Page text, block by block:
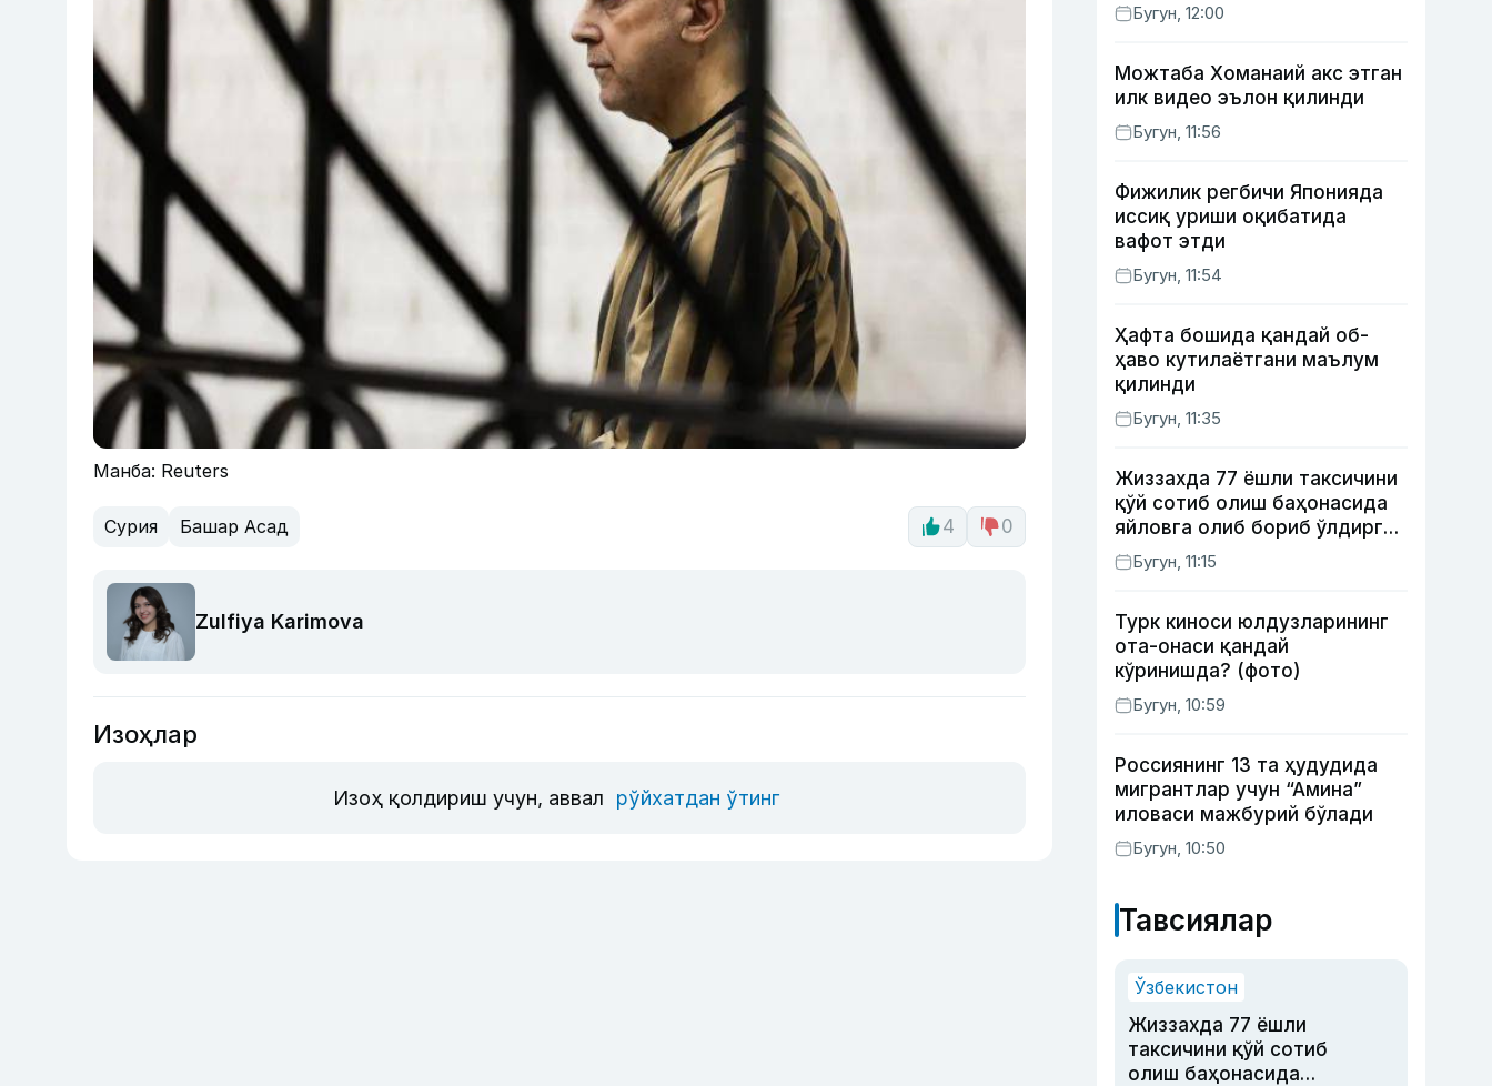
Манба: Reuters
Сурия Башар Асад 4 0
Zulfiya Karimova
Изоҳлар
Изоҳ қолдириш учун, аввал рўйхатдан ўтинг
Бугун, 12:00
Можтаба Хоманаий акс этган
илк видео эълон қилинди
Бугун, 11:56
Фижилик регбичи Японияда
иссиқ уриши оқибатида
вафот этди
Бугун, 11:54
Ҳафта бошида қандай об-
ҳаво кутилаётгани маълум
қилинди
Бугун, 11:35
Жиззахда 77 ёшли таксичини
қўй сотиб олиш баҳонасида
яйловга олиб бориб ўлдирган
йигит 20 йилга қамалди
Бугун, 11:15
Турк киноси юлдузларининг
ота-онаси қандай
кўринишда? (фото)
Бугун, 10:59
Россиянинг 13 та ҳудудида
мигрантлар учун “Амина”
иловаси мажбурий бўлади
Бугун, 10:50
Тавсиялар
Ўзбекистон
Жиззахда 77 ёшли
таксичини қўй сотиб
олиш баҳонасида